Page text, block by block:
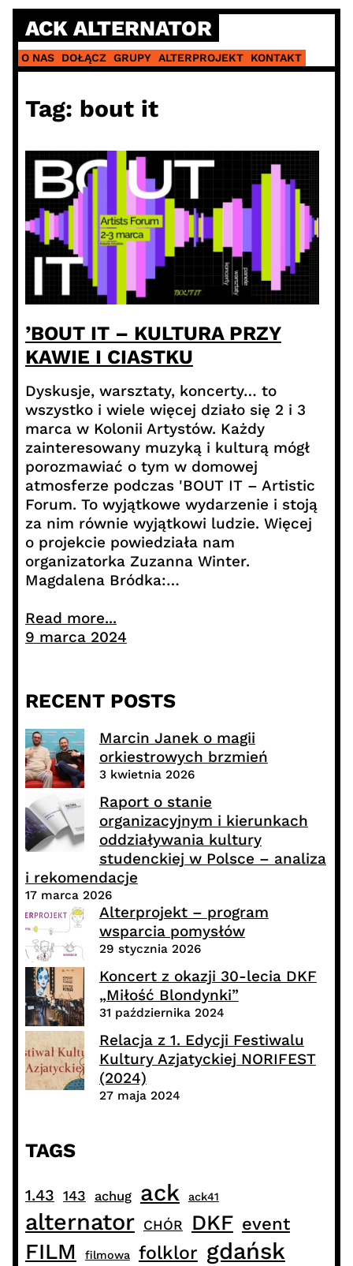
Skip
content
ACK ALTERNATOR
O NAS DOŁĄCZ GRUPY ALTERPROJEKT KONTAKT
Tag: bout it
’BOUT IT – KULTURA PRZY
KAWIE I CIASTKU
Dyskusje, warsztaty, koncerty… to
wszystko i wiele więcej działo się 2 i 3
marca w Kolonii Artystów. Każdy
zainteresowany muzyką i kulturą mógł
porozmawiać o tym w domowej
atmosferze podczas 'BOUT IT – Artistic
Forum. To wyjątkowe wydarzenie i stoją
za nim równie wyjątkowi ludzie. Więcej
o projekcie powiedziała nam
organizatorka Zuzanna Winter.
Magdalena Bródka:…
Read more...
9 marca 2024
RECENT POSTS
Marcin Janek o magii
orkiestrowych brzmień
3 kwietnia 2026
Raport o stanie
organizacyjnym i kierunkach
oddziaływania kultury
studenckiej w Polsce – analiza
i rekomendacje
17 marca 2026
Alterprojekt – program
wsparcia pomysłów
29 stycznia 2026
Koncert z okazji 30-lecia DKF
„Miłość Blondynki”
31 października 2024
Relacja z 1. Edycji Festiwalu
Kultury Azjatyckiej NORIFEST
(2024)
27 maja 2024
TAGS
1.43 143 achug ack ack41
alternator CHÓR DKF event
FILM filmowa folklor gdańsk